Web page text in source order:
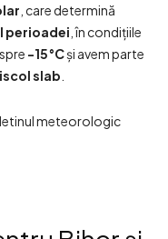
, care determină
perioadei , în condițiile
-15°Cși avem parte
slab
meteorologic